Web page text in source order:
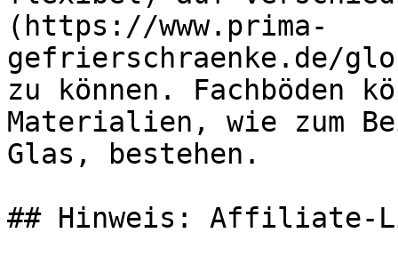
(https://www.prima-
gefrierschraenke.de/
zu können. Fachböden
Materialien, wie zum
Glas, bestehen.
## Hinweis: Affiliate-